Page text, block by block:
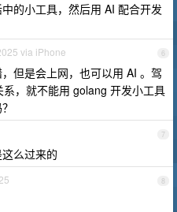
的小工具，然后用 AI 配合开发
6
via iPhone
但是会上网，也可以用 AI 。驾
，就不能用 golang 开发小工具
7
么过来的
8